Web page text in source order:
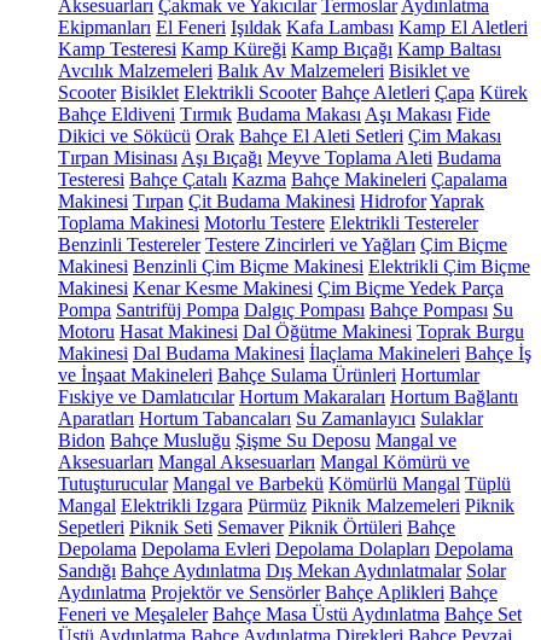
Aksesuarları Çakmak ve Yakıcılar Termoslar Aydınlatma
Ekipmanları El Feneri Işıldak Kafa Lambası Kamp El Aletleri
Kamp Testeresi Kamp Küreği Kamp Bıçağı Kamp Baltası
Avcılık Malzemeleri Balık Av Malzemeleri Bisiklet ve
Scooter Bisiklet Elektrikli Scooter Bahçe Aletleri Çapa Kürek
Bahçe Eldiveni Tırmık Budama Makası Aşı Makası Fide
Dikici ve Sökücü Orak Bahçe El Aleti Setleri Çim Makası
Tırpan Misinası Aşı Bıçağı Meyve Toplama Aleti Budama
Testeresi Bahçe Çatalı Kazma Bahçe Makineleri Çapalama
Makinesi Tırpan Çit Budama Makinesi HidroforYaprak
Toplama Makinesi Motorlu Testere Elektrikli Testereler
Benzinli Testereler Testere Zincirleri ve Yağları Çim Biçme
Makinesi Benzinli Çim Biçme Makinesi Elektrikli Çim Biçme
Makinesi Kenar Kesme Makinesi Çim Biçme Yedek Parça
Pompa Santrifüj Pompa Dalgıç Pompası Bahçe Pompası Su
Motoru Hasat Makinesi Dal Öğütme Makinesi Toprak Burgu
Makinesi Dal Budama Makinesi İlaçlama Makineleri Bahçe İş
ve İnşaat Makineleri Bahçe Sulama Ürünleri Hortumlar
Fıskiye ve Damlatıcılar Hortum Makaraları Hortum Bağlantı
Aparatları Hortum Tabancaları Su Zamanlayıcı Sulaklar
Bidon Bahçe Musluğu Şişme Su Deposu Mangal ve
Aksesuarları Mangal Aksesuarları Mangal Kömürü ve
Tutuşturucular Mangal ve Barbekü Kömürlü Mangal Tüplü
Mangal Elektrikli Izgara Pürmüz Piknik Malzemeleri Piknik
Sepetleri Piknik Seti Semaver Piknik Örtüleri Bahçe
Depolama Depolama Evleri Depolama Dolapları Depolama
Sandığı Bahçe Aydınlatma Dış Mekan Aydınlatmalar Solar
Aydınlatma Projektör ve Sensörler Bahçe Aplikleri Bahçe
Feneri ve Meşaleler Bahçe Masa Üstü Aydınlatma Bahçe Set
Üstü Aydınlatma Bahçe Aydınlatma Direkleri Bahçe Peyzaj